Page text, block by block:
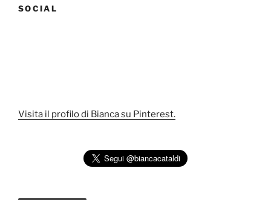
SOCIAL
Visita il profilo di Bianca su Pinterest.